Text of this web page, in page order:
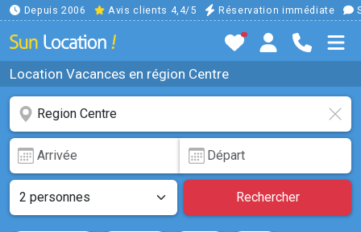
Depuis 2006 Avis clients 4,4/5 Réservation immédiate
Location Vacances en région Centre
Rechercher